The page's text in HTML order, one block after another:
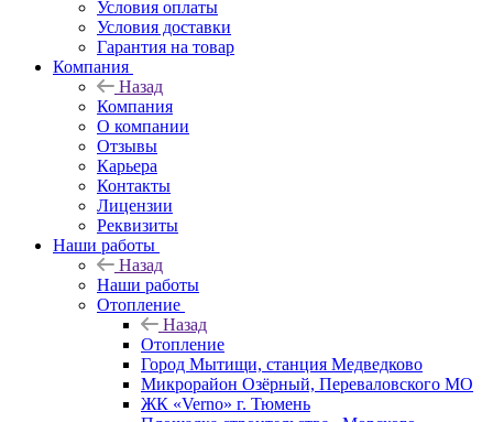
Условия оплаты
Условия доставки
Гарантия на товар
Компания
Назад
Компания
О компании
Отзывы
Карьера
Контакты
Лицензии
Реквизиты
Наши работы
Назад
Наши работы
Отопление
Назад
Отопление
Город Мытищи, станция Медведково
Микрорайон Озёрный, Переваловского МО
ЖК «Verno» г. Тюмень